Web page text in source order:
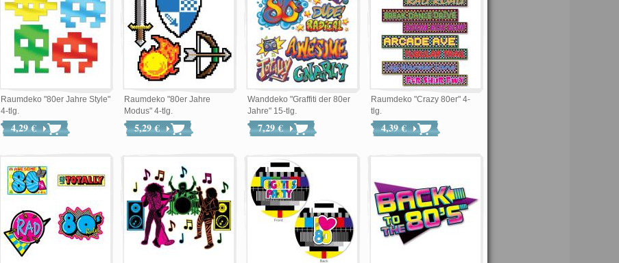
Raumdeko "80er Jahre Style"
4-tlg.
4,29 €
Raumdeko "80er Jahre
Modus" 4-tlg.
5,29 €
Wanddeko "Graffiti der 80er
Jahre" 15-tlg.
7,29 €
Raumdeko "Crazy 80er" 4-
tlg.
4,39 €